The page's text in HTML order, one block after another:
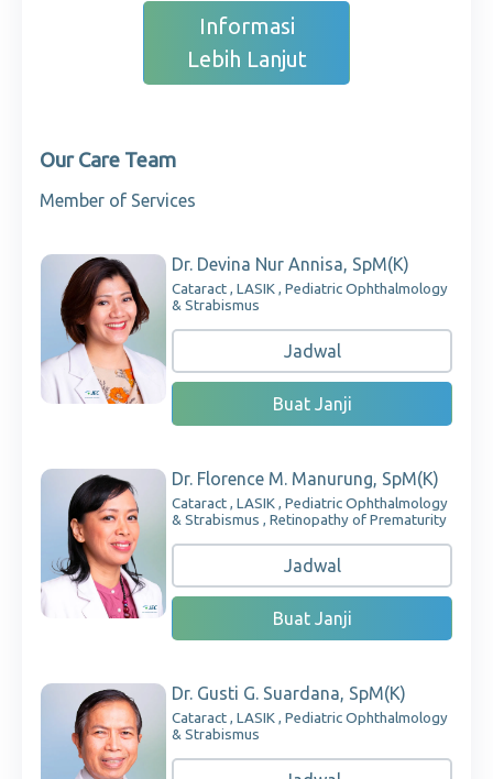
Informasi
Lebih Lanjut
Our Care Team
Member of Services
Dr. Devina Nur Annisa, SpM(K)
Cataract , LASIK , Pediatric Ophthalmology
& Strabismus
Jadwal
Buat Janji
Dr. Florence M. Manurung, SpM(K)
Cataract , LASIK , Pediatric Ophthalmology
& Strabismus , Retinopathy of Prematurity
Jadwal
Buat Janji
Dr. Gusti G. Suardana, SpM(K)
Cataract , LASIK , Pediatric Ophthalmology
& Strabismus